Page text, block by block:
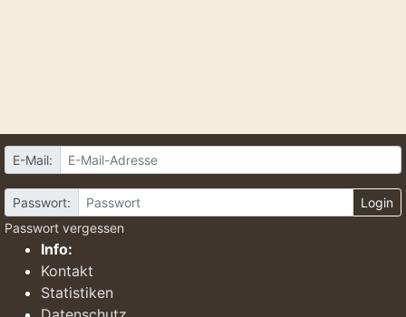
E-Mail:
Passwort:
Login
Passwort vergessen
Info:
Kontakt
Statistiken